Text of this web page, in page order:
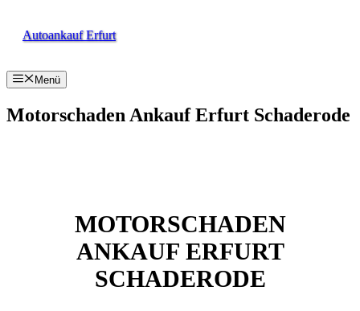
InhaltAutoankauf Erfurt
Menü
Motorschaden Ankauf Erfurt Schaderode
MOTORSCHADEN
ANKAUF ERFURT
SCHADERODE